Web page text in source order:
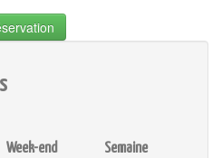
Week-end
Semaine